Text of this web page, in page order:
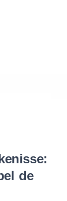
de